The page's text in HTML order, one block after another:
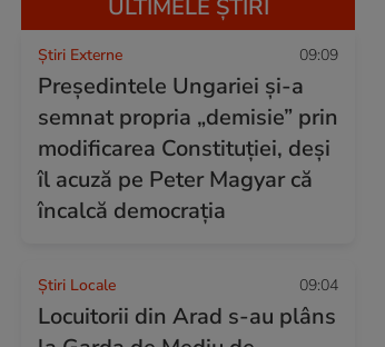
ULTIMELE ȘTIRI
Știri Externe 09:09
Președintele Ungariei și-a
semnat propria „demisie” prin
modificarea Constituției, deși
îl acuză pe Peter Magyar că
încalcă democrația
Știri Locale 09:04
Locuitorii din Arad s-au plâns